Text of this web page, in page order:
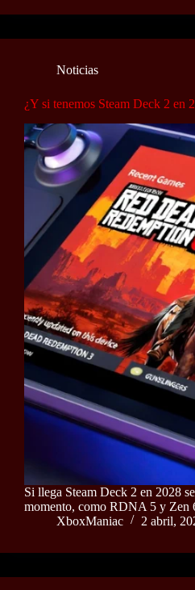
Noticias
¿Y si tenemos Steam Deck 2 en
Si llega Steam Deck 2 en 2028
momento, como RDNA 5 y Zen
XboxManiac
2 abril,